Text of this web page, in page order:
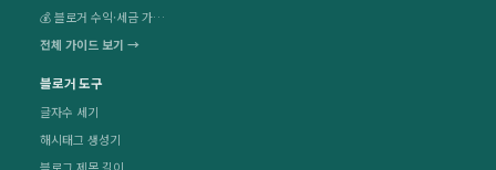
💰 블로거 수익·세금 가이드
전체 가이드 보기 →
블로거 도구
글자수 세기
해시태그 생성기
블로그 제목 길이